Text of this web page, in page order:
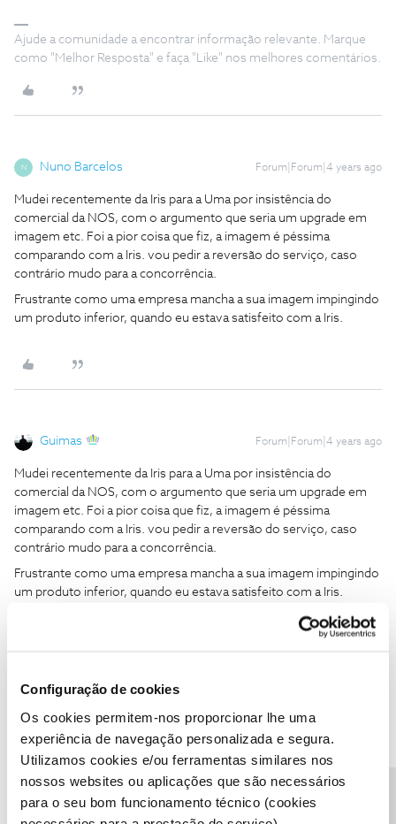
Configuração de cookies
Os cookies permitem-nos proporcionar lhe uma
experiência de navegação personalizada e segura.
Utilizamos cookies e/ou ferramentas similares nos
nossos websites ou aplicações que são necessários
para o seu bom funcionamento técnico (cookies
Ajude a comunidade a encontrar informação relevante. Marque
como "Melhor Resposta" e faça "Like" nos melhores comentários.
N Nuno Barcelos Forum|Forum|4 years ago
Mudei recentemente da Iris para a Uma por insistência do
comercial da NOS, com o argumento que seria um upgrade em
imagem etc. Foi a pior coisa que fiz, a imagem é péssima
comparando com a Iris. vou pedir a reversão do serviço, caso
contrário mudo para a concorrência.
Frustrante como uma empresa mancha a sua imagem impingindo
um produto inferior, quando eu estava satisfeito com a Iris.
Guimas Forum|Forum|4 years ago
Mudei recentemente da Iris para a Uma por insistência do
comercial da NOS, com o argumento que seria um upgrade em
imagem etc. Foi a pior coisa que fiz, a imagem é péssima
comparando com a Iris. vou pedir a reversão do serviço, caso
contrário mudo para a concorrência.
Frustrante como uma empresa mancha a sua imagem impingindo
um produto inferior, quando eu estava satisfeito com a Iris.
A UMA tem ligeiramente melhor imagem que a IRIS. Pelo menos
1 pessoa gostou